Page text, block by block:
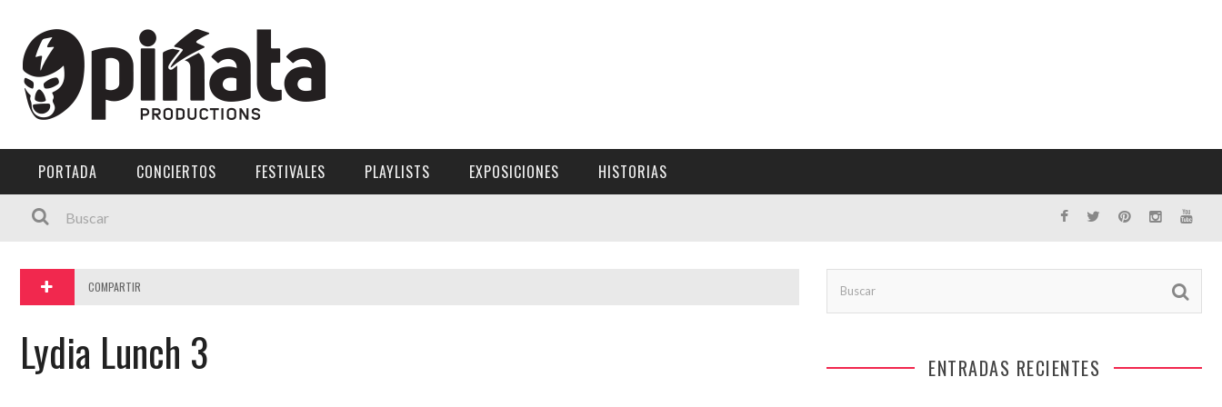
Menú Principal
PORTADA
FESTIVALES
EXPOSICIONES
HISTORIAS
PORTADA CONCIERTOS FESTIVALES PLAYLISTS EXPOSICIONES HISTORIAS
COMPARTIR
Lydia Lunch 3 ENTRADAS RECIENTES